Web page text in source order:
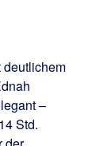
deutlichem
–
Std.